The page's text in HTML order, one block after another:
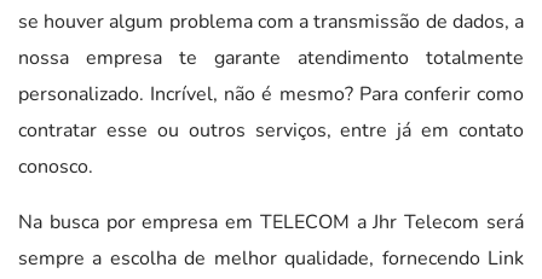
se houver algum problema com a transmissão de dados, a
nossa empresa te garante atendimento totalmente
personalizado. Incrível, não é mesmo? Para conferir como
contratar esse ou outros serviços, entre já em contato
conosco.
Na busca por empresa em TELECOM a Jhr Telecom será
sempre a escolha de melhor qualidade, fornecendo Link